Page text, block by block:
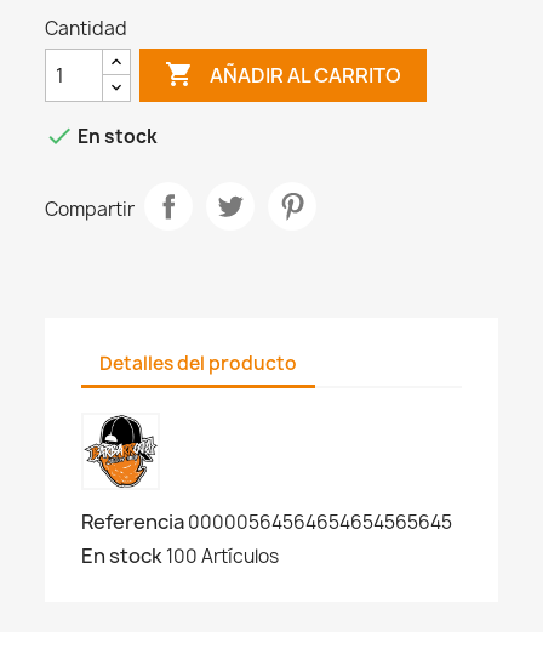
Cantidad
 AÑADIR AL CARRITO
 En stock
Compartir
Detalles del producto
Referencia00000564564654654565645
En stock100 Artículos